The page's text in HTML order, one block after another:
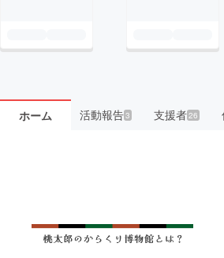
ホーム 活動報告3 支援者 26